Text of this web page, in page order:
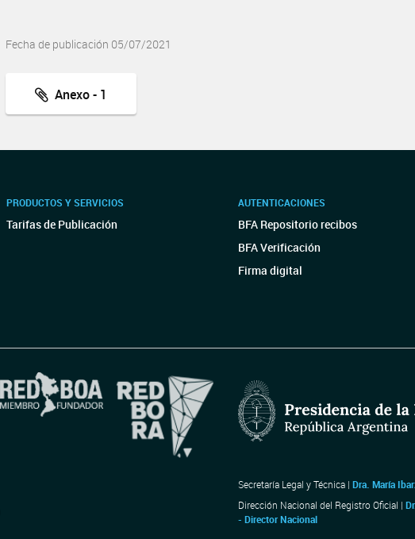
Fecha de publicación 05/07/2021
Anexo - 1
PRODUCTOS Y SERVICIOS
Tarifas de Publicación
AUTENTICACIONES
BFA Repositorio recibos
BFA Verificación
Firma digital
Secretaría Legal y Técnica | Dra. María
Dirección Nacional del Registro Oficial |
- Director Nacional